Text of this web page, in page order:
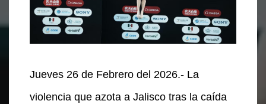
Jueves 26 de Febrero del 2026.- La
violencia que azota a Jalisco tras la caída